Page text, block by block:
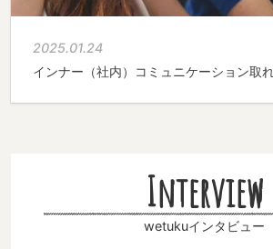
2025.01.24
インナー（社内）コミュニケーション取
Interview
wetukuインタビュー